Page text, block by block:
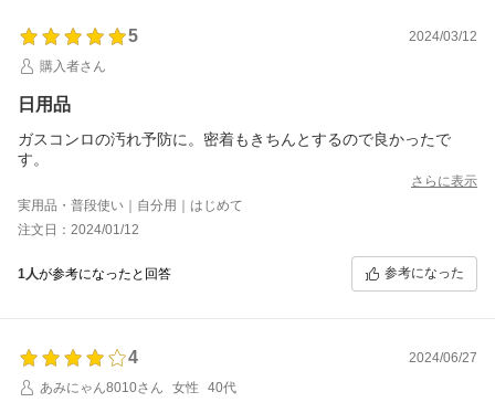
5
2024/03/12
購入者さん
日用品
ガスコンロの汚れ予防に。密着もきちんとするので良かったで
す。
さらに表示
実用品・普段使い｜自分用｜はじめて
注文日：2024/01/12
1人が参考になったと回答 参考になった
4
2024/06/27
あみにゃん8010さん
女性 40代